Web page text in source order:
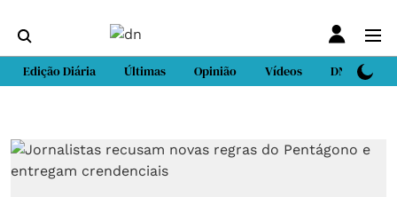
Edição Diária Últimas Opinião Vídeos DN Sport